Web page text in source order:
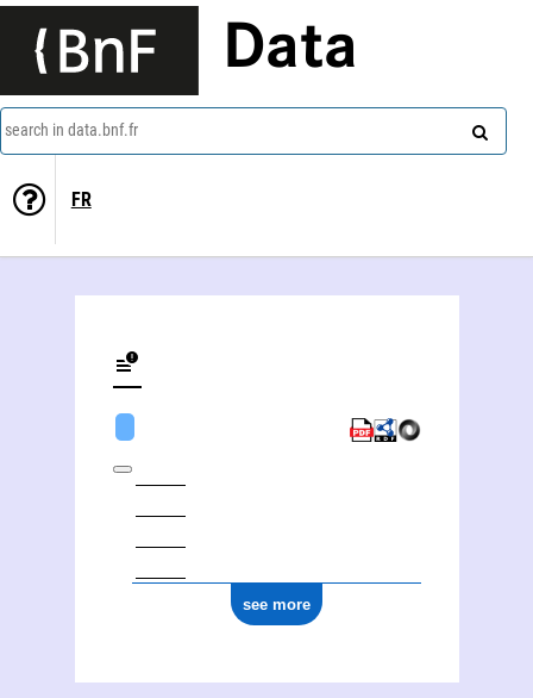
Data
search in data.bnf.fr
FR
see more